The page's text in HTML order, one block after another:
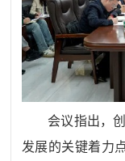
会议指出，
发展的关键着力